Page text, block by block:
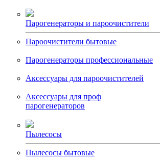
Парогенераторы и пароочистители
Пароочистители бытовые
Парогенераторы профессиональные
Аксессуары для пароочистителей
Аксессуары для проф
парогенераторов
Пылесосы
Пылесосы бытовые